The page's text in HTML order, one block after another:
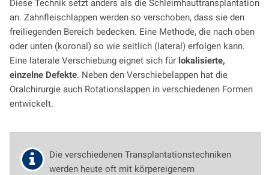
Diese Technik setzt anders als die Schleimhauttransplantation
an. Zahnfleischlappen werden so verschoben, dass sie den
freiliegenden Bereich bedecken. Eine Methode, die nach oben
oder unten (koronal) so wie seitlich (lateral) erfolgen kann.
Eine laterale Verschiebung eignet sich für lokalisierte,
einzelne Defekte. Neben den Verschiebelappen hat die
Oralchirurgie auch Rotationslappen in verschiedenen Formen
entwickelt.
Die verschiedenen Transplantationstechniken
werden heute oft mit körpereigenem